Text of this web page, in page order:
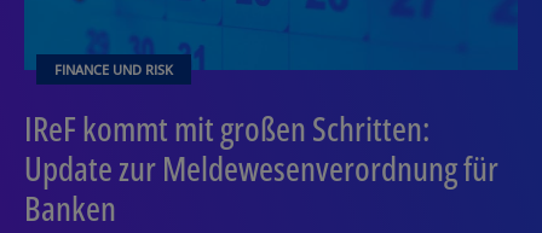
FINANCE UND RISK
IReF kommt mit großen Schritten:
Update zur Meldewesenverordnung für
Banken